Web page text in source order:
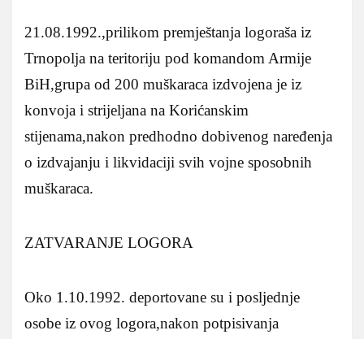
21.08.1992.,prilikom premještanja logoraša iz
Trnopolja na teritoriju pod komandom Armije
BiH,grupa od 200 muškaraca izdvojena je iz
konvoja i strijeljana na Korićanskim
stijenama,nakon predhodno dobivenog naređenja
o izdvajanju i likvidaciji svih vojne sposobnih
muškaraca.
ZATVARANJE LOGORA
Oko 1.10.1992. deportovane su i posljednje
osobe iz ovog logora,nakon potpisivanja